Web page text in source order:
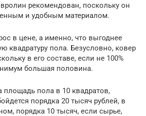
рекомендован, поскольку он
и удобным материалом.
в цене, а именно, что выгоднее
квадратуру пола. Безусловно, ковер
в его составе, если не 100%
большая половина.
площадь пола в 10 квадратов,
порядка 20 тысяч рублей, в
порядка 10 тысяч, если сырье,